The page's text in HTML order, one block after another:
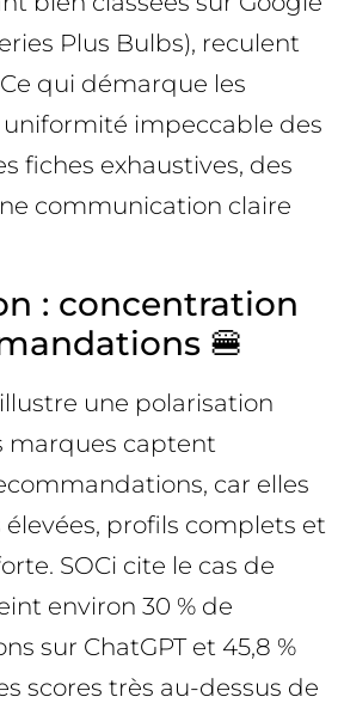
Plus Bulbs), reculent
qui démarque les
uniformité impeccable des
fiches exhaustives, des
communication claire
: concentration
🍔
une polarisation
marques captent
car elles
profils complets et
SOCi cite le cas de
environ 30 % de
sur ChatGPT et 45,8 %
scores très au-dessus de